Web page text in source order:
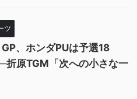
ツ
、ホンダPUは予選18
折原TGM「次への小さな一